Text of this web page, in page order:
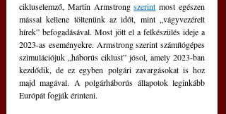
cikluselemző, Martin Armstrong szerint most egészen
mással kellene töltenünk az időt, mint „vágyvezérelt
hírek” befogadásával. Most jött el a felkészülés ideje a
2023-as eseményekre. Armstrong szerint számítógépes
szimulációjuk „háborús ciklust” jósol, amely 2023-ban
kezdődik, de ez egyben polgári zavargásokat is hoz
majd magával. A polgárháborús állapotok leginkább
Európát fogják érinteni.